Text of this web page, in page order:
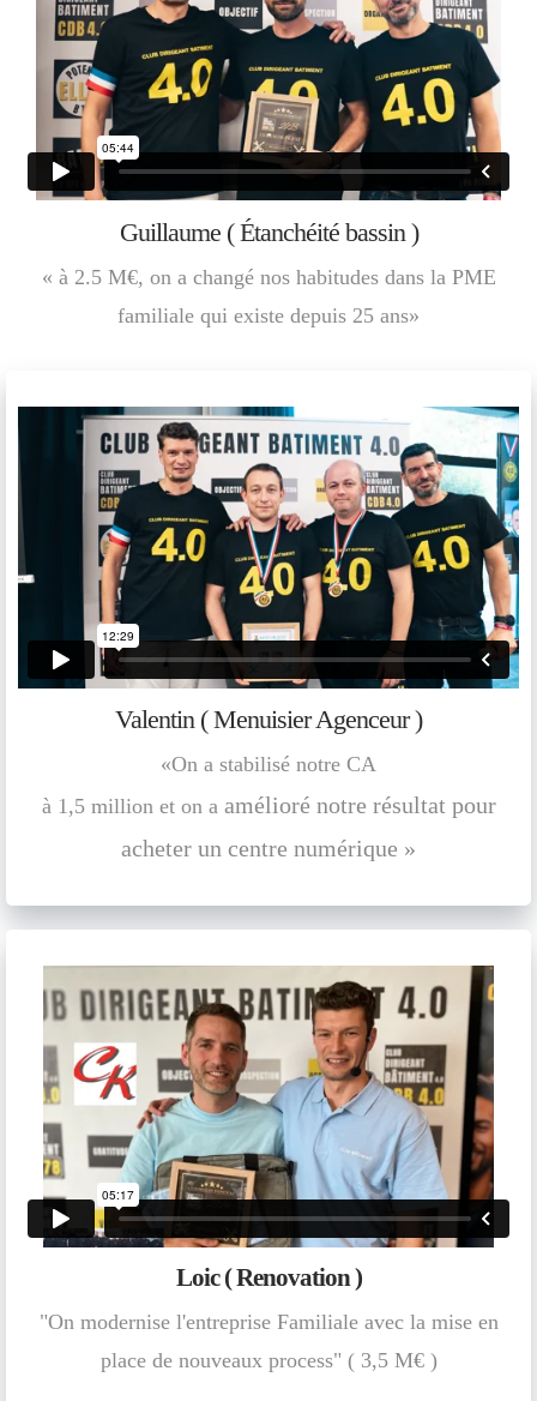
Guillaume ( Étanchéité bassin )
« à 2.5 M€, on a changé nos habitudes dans la PME
familiale qui existe depuis 25 ans»
Valentin ( Menuisier Agenceur )
«On a stabilisé notre CA
à 1,5 million et on a amélioré notre résultat pour
acheter un centre numérique »
Loic ( Renovation )
"On modernise l'entreprise Familiale avec la mise en
place de nouveaux process" ( 3,5 M€ )